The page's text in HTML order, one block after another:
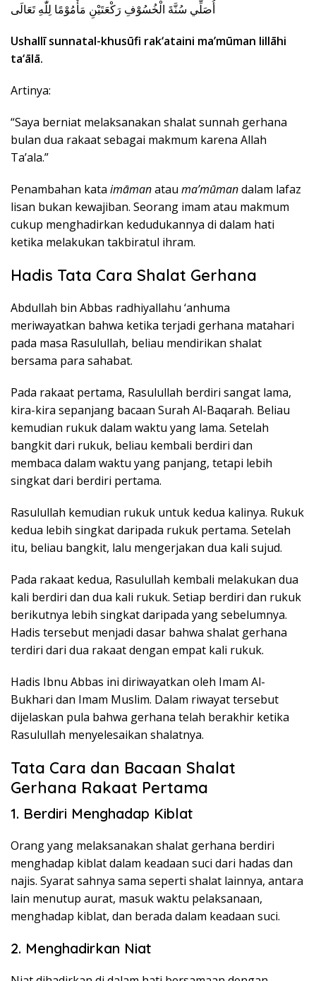
أُصَلِّي سُنَّةَ الْخُسُوْفِ رَكْعَتَيْنِ مَأْمُوْمًا لِلّٰهِ تَعَالَى
Ushallī sunnatal-khusūfi rak‘ataini ma’mūman lillāhi
ta‘ālā.
Artinya:
“Saya berniat melaksanakan shalat sunnah gerhana
bulan dua rakaat sebagai makmum karena Allah
Ta’ala.”
Penambahan kata imāmanatau ma’mūmandalam lafaz
lisan bukan kewajiban. Seorang imam atau makmum
cukup menghadirkan kedudukannya di dalam hati
ketika melakukan takbiratul ihram.
Hadis Tata Cara Shalat Gerhana
Abdullah bin Abbas radhiyallahu ‘anhuma
meriwayatkan bahwa ketika terjadi gerhana matahari
pada masa Rasulullah, beliau mendirikan shalat
bersama para sahabat.
Pada rakaat pertama, Rasulullah berdiri sangat lama,
kira-kira sepanjang bacaan Surah Al-Baqarah. Beliau
kemudian rukuk dalam waktu yang lama. Setelah
bangkit dari rukuk, beliau kembali berdiri dan
membaca dalam waktu yang panjang, tetapi lebih
singkat dari berdiri pertama.
Rasulullah kemudian rukuk untuk kedua kalinya. Rukuk
kedua lebih singkat daripada rukuk pertama. Setelah
itu, beliau bangkit, lalu mengerjakan dua kali sujud.
Pada rakaat kedua, Rasulullah kembali melakukan dua
kali berdiri dan dua kali rukuk. Setiap berdiri dan rukuk
berikutnya lebih singkat daripada yang sebelumnya.
Hadis tersebut menjadi dasar bahwa shalat gerhana
terdiri dari dua rakaat dengan empat kali rukuk.
Hadis Ibnu Abbas ini diriwayatkan oleh Imam Al-
Bukhari dan Imam Muslim. Dalam riwayat tersebut
dijelaskan pula bahwa gerhana telah berakhir ketika
Rasulullah menyelesaikan shalatnya.
Tata Cara dan Bacaan Shalat
Gerhana Rakaat Pertama
1. Berdiri Menghadap Kiblat
Orang yang melaksanakan shalat gerhana berdiri
menghadap kiblat dalam keadaan suci dari hadas dan
najis. Syarat sahnya sama seperti shalat lainnya, antara
lain menutup aurat, masuk waktu pelaksanaan,
menghadap kiblat, dan berada dalam keadaan suci.
2. Menghadirkan Niat